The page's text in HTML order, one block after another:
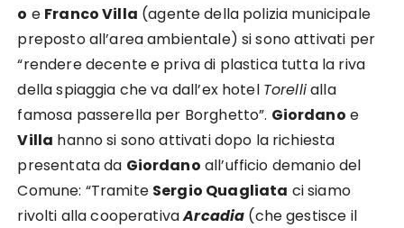
o e Franco Villa (agente della polizia municipale
preposto all’area ambientale) si sono attivati per
“rendere decente e priva di plastica tutta la riva
della spiaggia che va dall’ex hotel Torellialla
famosa passerella per Borghetto”. Giordano e
Villa hanno si sono attivati dopo la richiesta
presentata da Giordano all’ufficio demanio del
Comune: “Tramite Sergio Quagliata ci siamo
rivolti alla cooperativaArcadia (che gestisce il